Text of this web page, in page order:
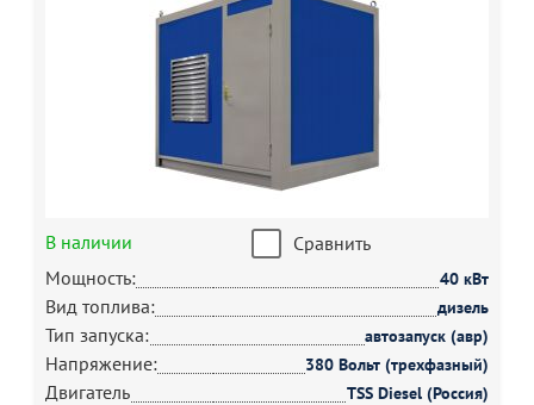
В наличии
Сравнить
Мощность:
40 кВт
Вид топлива: дизель
Тип запуска: автозапуск (авр)
Напряжение: 380 Вольт (трехфазный)
Двигатель TSS Diesel (Россия)